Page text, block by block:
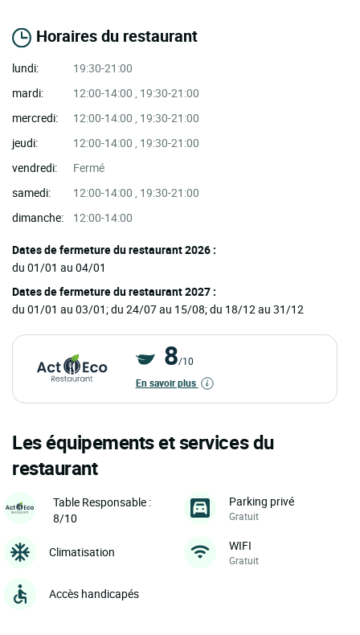
Horaires du restaurant
lundi:
19:30-21:00
mardi:
12:00-14:00 , 19:30-21:00
mercredi:
12:00-14:00 , 19:30-21:00
jeudi:
12:00-14:00 , 19:30-21:00
vendredi:
Fermé
samedi:
12:00-14:00 , 19:30-21:00
dimanche:
12:00-14:00
Dates de fermeture du restaurant 2026 :
du 01/01 au 04/01
Dates de fermeture du restaurant 2027 :
du 01/01 au 03/01; du 24/07 au 15/08; du 18/12 au 31/12
8/10
En savoir plus
Les équipements et services du
restaurant
Table Responsable :
8/10
Parking privé
Gratuit
Climatisation WIFI
Gratuit
Accès handicapés